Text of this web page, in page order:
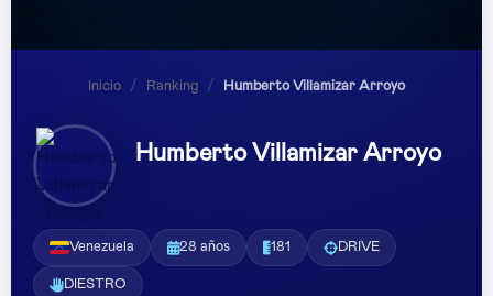
Inicio / Ranking / Humberto Villamizar Arroyo
Humberto Villamizar Arroyo
Venezuela 28 años 181 DRIVE
DIESTRO